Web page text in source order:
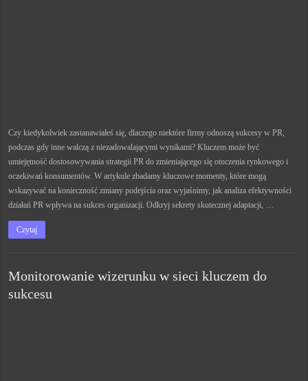
Czy kiedykolwiek zastanawiałeś się, dlaczego niektóre firmy odnoszą sukcesy w PR,
podczas gdy inne walczą z niezadowalającymi wynikami? Kluczem może być
umiejętność dostosowywania strategii PR do zmieniającego się otoczenia rynkowego i
oczekiwań konsumentów. W artykule zbadamy kluczowe momenty, które mogą
wskazywać na konieczność zmiany podejścia oraz wyjaśnimy, jak analiza efektywności
działań PR wpływa na sukces organizacji. Odkryj sekrety skutecznej adaptacji, …
Czytaj
Monitorowanie wizerunku w sieci kluczem do
sukcesu